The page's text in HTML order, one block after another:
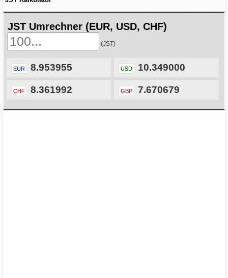
JST Umrechner (EUR, USD, CHF)
(JST)
EUR 8.953955 USD 10.349000
CHF 8.361992 GBP 7.670679